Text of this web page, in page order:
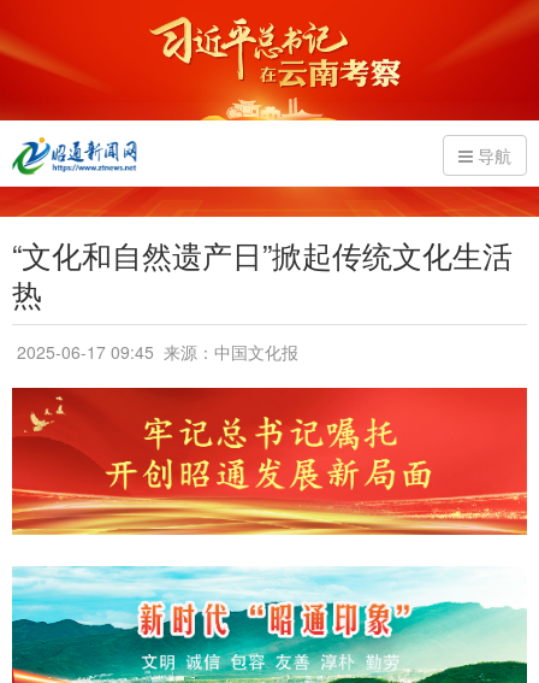
导航
“文化和自然遗产日”掀起传统文化生活
热
2025-06-17 09:45 来源：中国文化报